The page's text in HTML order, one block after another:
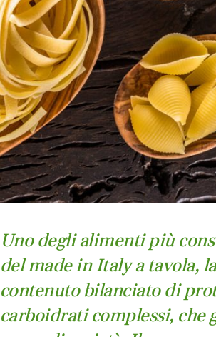
Uno degli alimenti più
del made in Italy a tavola,
contenuto bilanciato di
carboidrati complessi, che